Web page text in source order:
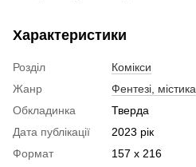
Характеристики
Розділ
Комікси
Жанр
Фентезі, містика
Обкладинка
Тверда
Дата публікації
2023 рік
Формат
157 x 216